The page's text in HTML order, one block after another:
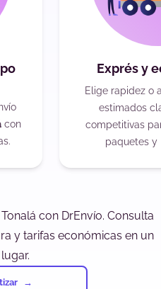
con
Exprés y
Elige rapidez o
estimados
competitivas
paquetes y
con DrEnvío. Consulta
y tarifas económicas en un